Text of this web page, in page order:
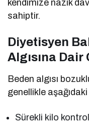
kendimize nazik
sahiptir.
Diyetisyen
Algısına
Beden algısı
genellikle
Sürekli kilo